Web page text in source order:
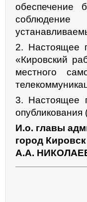
обеспечение
2. Настоящее
«Кировский
местного
3. Настоящее
опубликования
И.о. главы
город
А.А.